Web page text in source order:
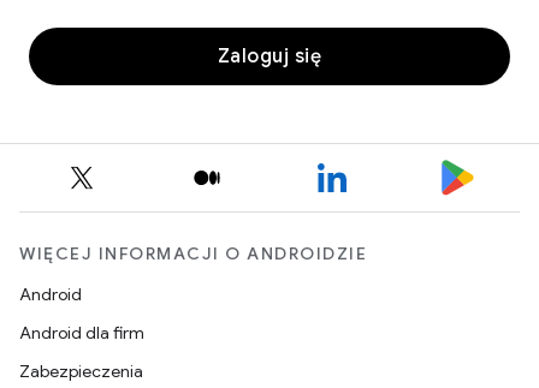
Zaloguj się
WIĘCEJ INFORMACJI O ANDROIDZIE
Android
Android dla firm
Zabezpieczenia